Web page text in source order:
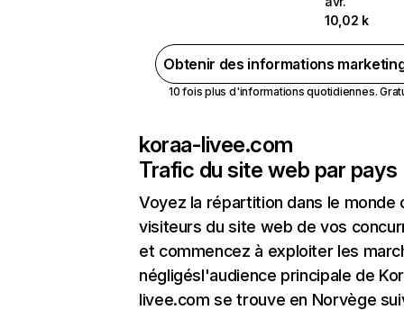
10,02 k
Obtenir des informations
10 fois plus d'informations quotidiennes.
koraa-livee.com
Trafic du site web par pays
Voyez la répartition dans le monde
visiteurs du site web de vos
et commencez à exploiter les
négligésl'audience principale de
livee.com se trouve en Norvège